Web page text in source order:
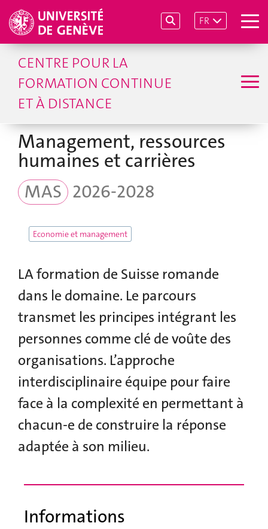
FR
CENTRE POUR LA
FORMATION CONTINUE
ET À DISTANCE
Management, ressources
humaines et carrières
MAS 2026-2028
Economie et management
LA formation de Suisse romande
dans le domaine. Le parcours
transmet les principes intégrant les
personnes comme clé de voûte des
organisations. L’approche
interdisciplinaire équipe pour faire
face à la complexité en permettant à
chacun-e de construire la réponse
adaptée à son milieu.
Informations